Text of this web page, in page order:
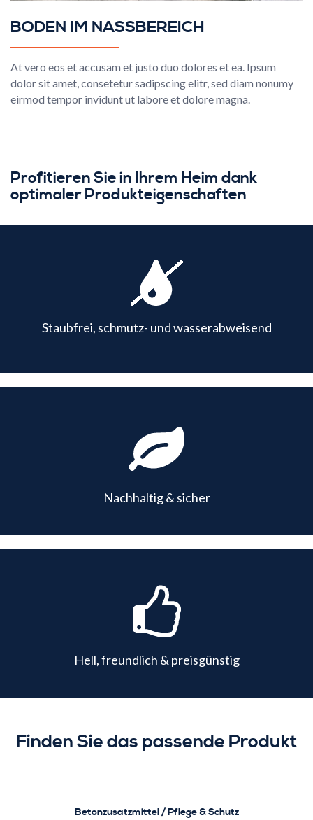
BODEN IM NASSBEREICH
At vero eos et accusam et justo duo dolores et ea. Ipsum
dolor sit amet, consetetur sadipscing elitr, sed diam nonumy
eirmod tempor invidunt ut labore et dolore magna.
Profitieren Sie in Ihrem Heim dank
optimaler Produkteigenschaften
Staubfrei, schmutz- und wasserabweisend
Nachhaltig & sicher
Hell, freundlich & preisgünstig
Finden Sie das passende Produkt
Betonzusatzmittel / Pflege & Schutz